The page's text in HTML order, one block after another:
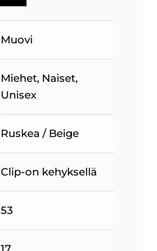
Muovi
Miehet, Naiset,
Unisex
Ruskea / Beige
Clip-on kehyksellä
53
17